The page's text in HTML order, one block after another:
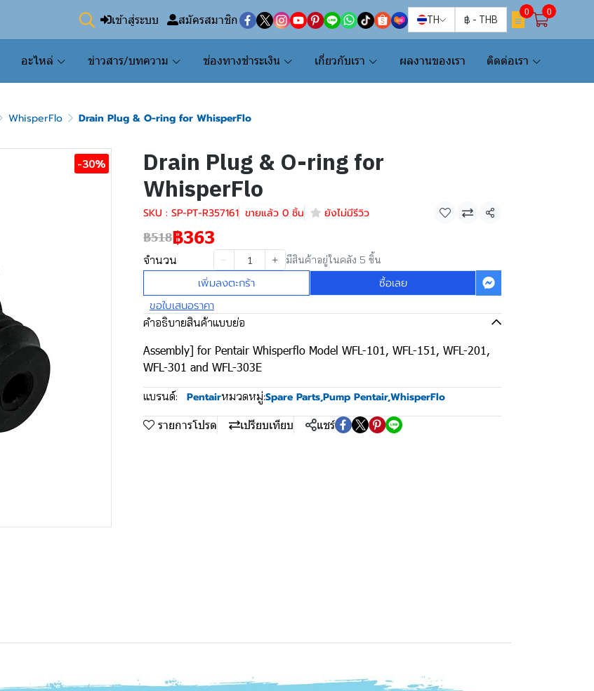
เข้าสู่ระบบ สมัครสมาชิก TH ฿ - THB
0 0
อะไหล่ ข่าวสาร/บทความ ช่องทางชำระเงิน เกี่ยวกับเรา ผลงานของเรา ติดต่อเรา
WhisperFlo Drain Plug & O-ring for WhisperFlo
-30%
Drain Plug & O-ring for
WhisperFlo
SKU : SP-PT-R357161 ขายแล้ว 0 ชิ้น ยังไม่มีรีวิว แชร์
฿518฿363
จำนวน มีสินค้าอยู่ในคลัง 5 ชิ้น
เพิ่มลงตะกร้า
ซื้อเลย
ขอใบเสนอราคา
คำอธิบายสินค้าแบบย่อ
Assembly] for Pentair Whisperflo Model WFL-101, WFL-151, WFL-201,
WFL-301 and WFL-303E
แบรนด์: Pentairหมวดหมู่:Spare Parts,Pump Pentair,WhisperFlo
รายการโปรด
เปรียบเทียบ แชร์